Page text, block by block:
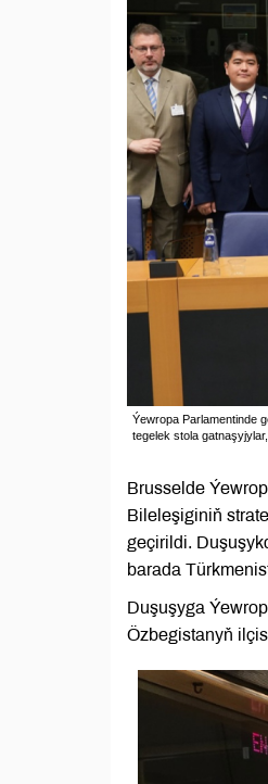
Ýewropa Parlamentinde
tegelek stola
Brusselde
Bileleşiginiň
geçirildi.
barada
Duşuşyga
Özbegistanyň